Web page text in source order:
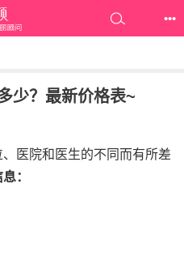
•••
少？最新价格表~
医院和医生的不同而有所差
：